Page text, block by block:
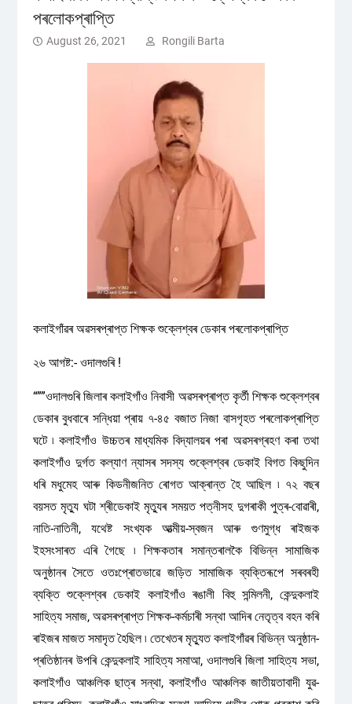
পৰলোকপ্ৰাপ্তি
August 26, 2021 Rongili Barta
কলাইগাঁৱৰ অৱসৰপ্ৰাপ্ত শিক্ষক শুক্লেশ্বৰ ডেকাৰ পৰলোকপ্ৰাপ্তি
২৬ আগষ্ট:- ওদালগুৰি !
“””ওদালগুৰি জিলাৰ কলাইগাঁও নিবাসী অৱসৰপ্ৰাপ্ত কৃৰ্তী শিক্ষক শুক্লেশ্বৰ
ডেকাৰ বুধবাৰে সন্ধিয়া প্ৰায় ৭-৪৫ বজাত নিজা বাসগৃহত পৰলোকপ্ৰাপ্তি
ঘটে ৷ কলাইগাঁও উচ্চতৰ মাধ্যমিক বিদ্যালয়ৰ পৰা অৱসৰগ্ৰহণ কৰা তথা
কলাইগাঁও দুৰ্গত কল্যাণ ন্যাসৰ সদস্য শুক্লেশ্বৰ ডেকাই বিগত কিছুদিন
ধৰি মধুমেহ আৰু কিডনীজনিত ৰোগত আক্ৰান্ত হৈ আছিল ৷ ৭২ বছৰ
বয়সত মৃত্যু ঘটা শ্ৰীডেকাই মৃত্যুৰ সময়ত পত্নীসহ দুগৰাকী পুত্ৰ-বোৱাৰী,
নাতি-নাতিনী, যথেষ্ট সংখ্যক আত্মীয়-স্বজন আৰু গুণমুগ্ধ ৰাইজক
ইহসংসাৰত এৰি গৈছে ৷ শিক্ষকতাৰ সমান্তৰালকৈ বিভিন্ন সামাজিক
অনুষ্ঠানৰ সৈতে ওতঃপ্ৰোতভাৱে জড়িত সামাজিক ব্যক্তিৰূপে সৰবৰহী
ব্যক্তি শুক্লেশ্বৰ ডেকাই কলাইগাঁও ৰঙালী বিহু সন্মিলনী, কেন্দুকলাই
সাহিত্য সমাজ, অৱসৰপ্ৰাপ্ত শিক্ষক-কৰ্মচাৰী সন্থা আদিৰ নেতৃত্ব বহন কৰি
ৰাইজৰ মাজত সমাদৃত হৈছিল ৷ তেখেতৰ মৃত্যুত কলাইগাঁৱৰ বিভিন্ন অনুষ্ঠান-
প্ৰতিষ্ঠানৰ উপৰি কেন্দুকলাই সাহিত্য সমাআ, ওদালগুৰি জিলা সাহিত্য সভা,
কলাইগাঁও আঞ্চলিক ছাত্ৰ সন্থা, কলাইগাঁও আঞ্চলিক জাতীয়তাবাদী যুৱ-